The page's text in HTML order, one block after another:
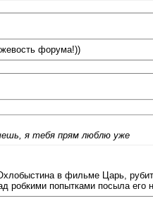
форума!))
я тебя прям люблю уже
в фильме Царь,
робкими попытками посыла его